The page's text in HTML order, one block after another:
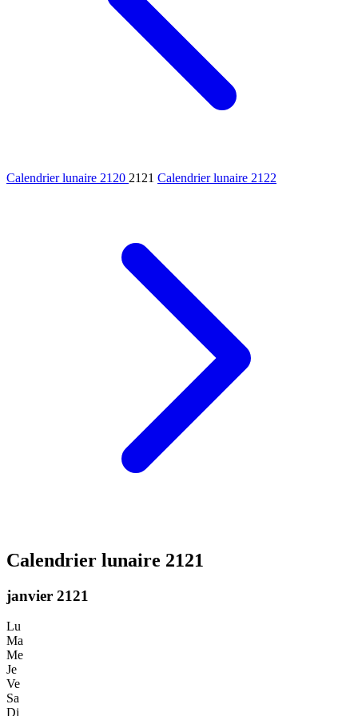
Calendrier lunaire 2120 2121 Calendrier lunaire 2122
Calendrier lunaire 2121
janvier 2121
Lu
Ma
Me
Je
Ve
Sa
Di